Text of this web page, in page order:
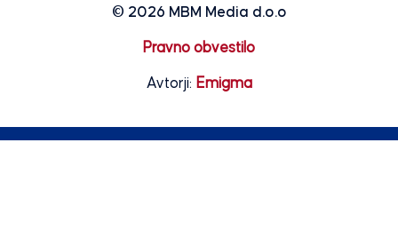
© 2026 MBM Media d.o.o
Pravno obvestilo
Avtorji: Emigma